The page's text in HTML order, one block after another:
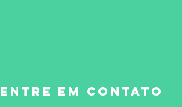
ENTRE EM CONTATO